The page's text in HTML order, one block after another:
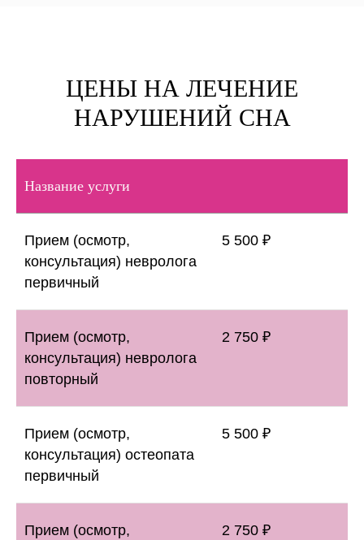
ЦЕНЫ НА ЛЕЧЕНИЕ
НАРУШЕНИЙ СНА
Название услуги
Прием (осмотр,
консультация) невролога
первичный
5 500 ₽
Прием (осмотр,
консультация) невролога
повторный
2 750 ₽
Прием (осмотр,
консультация) остеопата
первичный
5 500 ₽
Прием (осмотр,
2 750 ₽